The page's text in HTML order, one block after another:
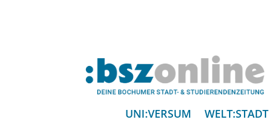
UNI:VERSUM WELT:STADT